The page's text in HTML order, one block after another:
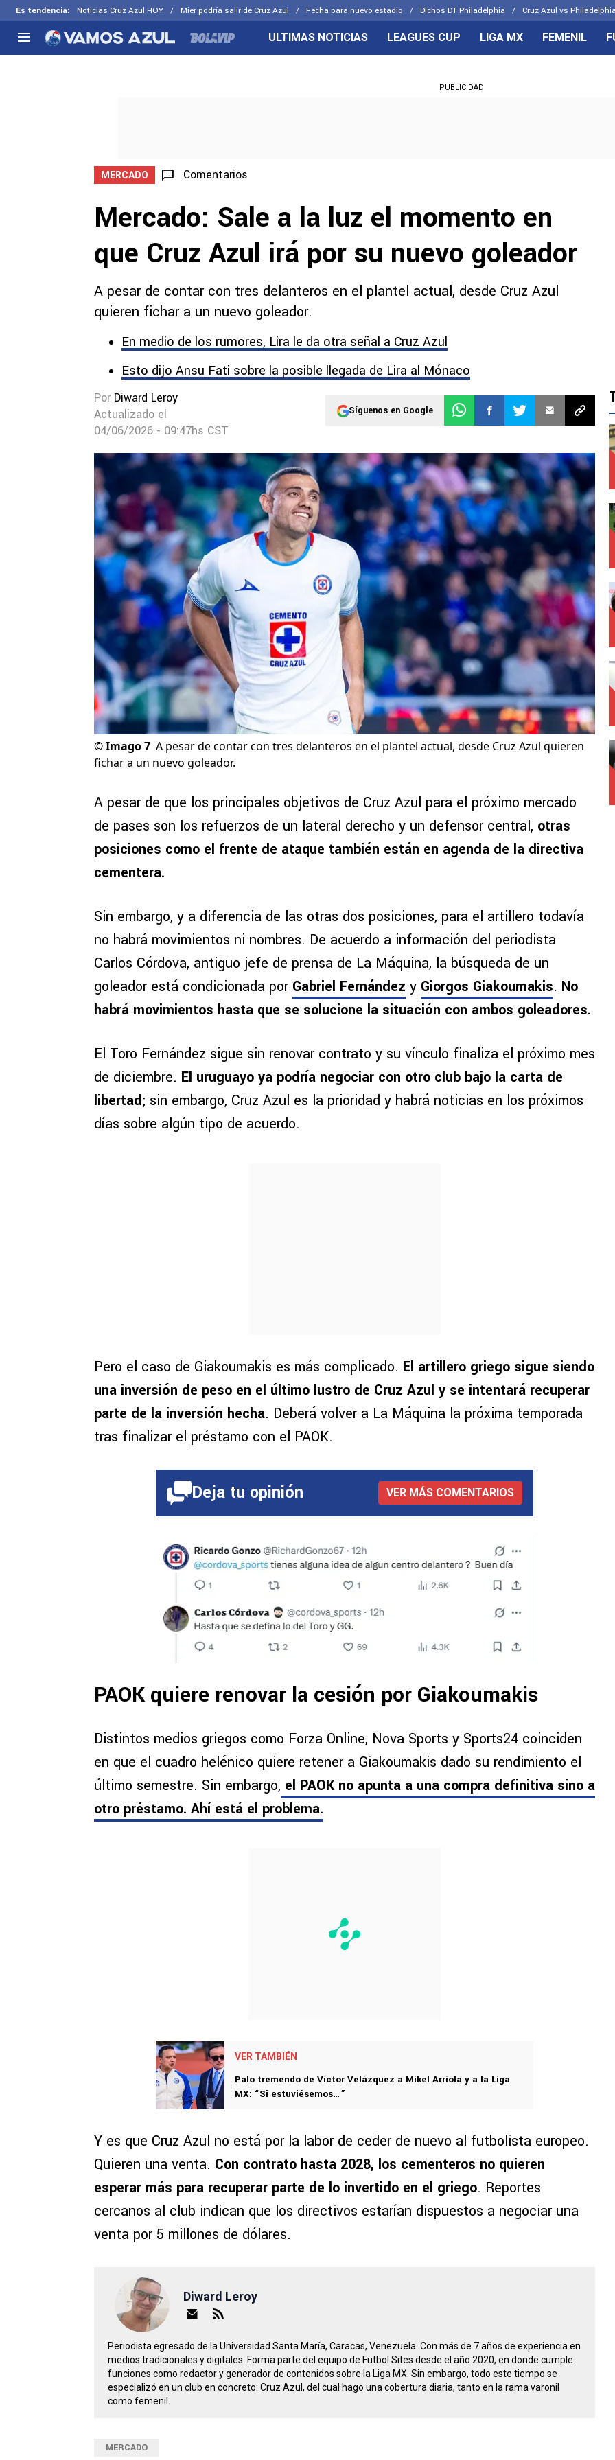
Es tendencia: Noticias Cruz Azul HOY Mier podría salir de Cruz Azul Fecha para nuevo estadio Dichos DT Philadelphia Cruz Azul vs
Selección Mexicana
CELESTES
ULTIMAS NOTICIAS LEAGUES CUP LIGA MX FEMENIL
PUBLICIDAD
MERCADO Comentarios
Mercado: Sale a la luz el momento en
que Cruz Azul irá por su nuevo goleador
A pesar de contar con tres delanteros en el plantel actual, desde Cruz Azul
quieren fichar a un nuevo goleador.
En medio de los rumores, Lira le da otra señal a Cruz Azul
Esto dijo Ansu Fati sobre la posible llegada de Lira al Mónaco
Por Diward Leroy
Actualizado el
04/06/2026 - 09:47hs CST
Síguenos en Google
©Imago 7 A pesar de contar con tres delanteros en el plantel actual, desde Cruz Azul quieren
fichar a un nuevo goleador.
A pesar de que los principales objetivos de Cruz Azul para el próximo mercado
de pases son los refuerzos de un lateral derecho y un defensor central, otras
posiciones como el frente de ataque también están en agenda de la directiva
cementera.
Sin embargo, y a diferencia de las otras dos posiciones, para el artillero todavía
no habrá movimientos ni nombres. De acuerdo a información del periodista
Carlos Córdova, antiguo jefe de prensa de La Máquina, la búsqueda de un
goleador está condicionada por Gabriel Fernández y Giorgos Giakoumakis. No
habrá movimientos hasta que se solucione la situación con ambos goleadores.
El Toro Fernández sigue sin renovar contrato y su vínculo finaliza el próximo mes
de diciembre. El uruguayo ya podría negociar con otro club bajo la carta de
libertad; sin embargo, Cruz Azul es la prioridad y habrá noticias en los próximos
días sobre algún tipo de acuerdo.
Pero el caso de Giakoumakis es más complicado. El artillero griego sigue siendo
una inversión de peso en el último lustro de Cruz Azul y se intentará recuperar
parte de la inversión hecha. Deberá volver a La Máquina la próxima temporada
tras finalizar el préstamo con el PAOK.
Deja tu opinión VER MÁS COMENTARIOS
PAOK quiere renovar la cesión por Giakoumakis
Distintos medios griegos como Forza Online, Nova Sports y Sports24 coinciden
en que el cuadro helénico quiere retener a Giakoumakis dado su rendimiento el
último semestre. Sin embargo, el PAOK no apunta a una compra definitiva sino a
otro préstamo. Ahí está el problema.
VER TAMBIÉN
Palo tremendo de Víctor Velázquez a Mikel Arriola y a la Liga
MX: “Si estuviésemos…”
Y es que Cruz Azul no está por la labor de ceder de nuevo al futbolista europeo.
Quieren una venta. Con contrato hasta 2028, los cementeros no quieren
esperar más para recuperar parte de lo invertido en el griego. Reportes
cercanos al club indican que los directivos estarían dispuestos a negociar una
venta por 5 millones de dólares.
Diward Leroy
Periodista egresado de la Universidad Santa María, Caracas, Venezuela. Con más de 7 años de experiencia en
medios tradicionales y digitales. Forma parte del equipo de Futbol Sites desde el año 2020, en donde cumple
funciones como redactor y generador de contenidos sobre la Liga MX. Sin embargo, todo este tiempo se
especializó en un club en concreto: Cruz Azul, del cual hago una cobertura diaria, tanto en la rama varonil
como femenil.
MERCADO